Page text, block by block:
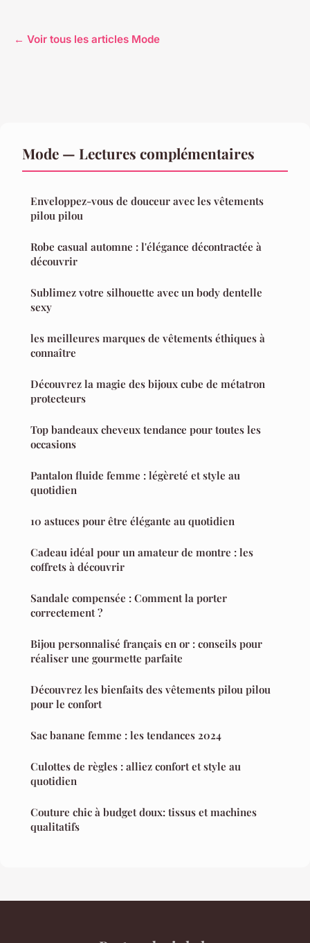
← Voir tous les articles Mode
Mode — Lectures complémentaires
Enveloppez-vous de douceur avec les vêtements
pilou pilou
Robe casual automne : l'élégance décontractée à
découvrir
Sublimez votre silhouette avec un body dentelle
sexy
les meilleures marques de vêtements éthiques à
connaître
Découvrez la magie des bijoux cube de métatron
protecteurs
Top bandeaux cheveux tendance pour toutes les
occasions
Pantalon fluide femme : légèreté et style au
quotidien
10 astuces pour être élégante au quotidien
Cadeau idéal pour un amateur de montre : les
coffrets à découvrir
Sandale compensée : Comment la porter
correctement ?
Bijou personnalisé français en or : conseils pour
réaliser une gourmette parfaite
Découvrez les bienfaits des vêtements pilou pilou
pour le confort
Sac banane femme : les tendances 2024
Culottes de règles : alliez confort et style au
quotidien
Couture chic à budget doux: tissus et machines
qualitatifs